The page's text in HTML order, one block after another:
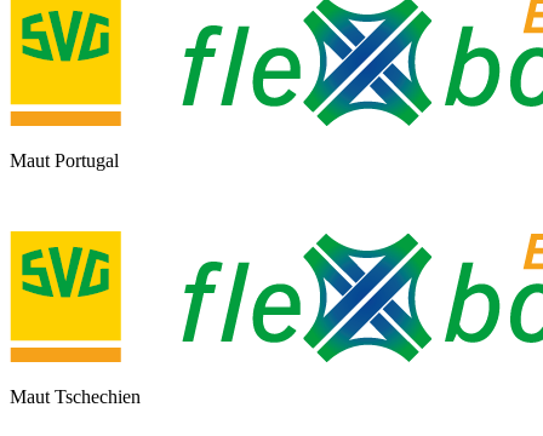
Maut Portugal
Maut Tschechien